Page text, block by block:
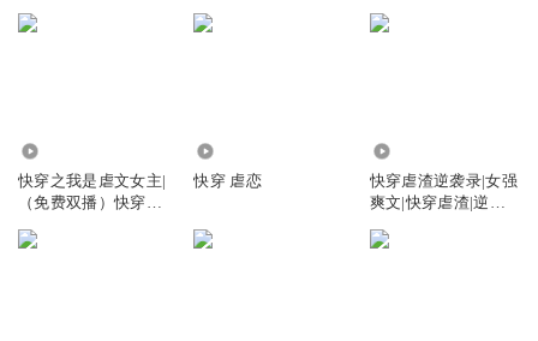
快穿之我是虐文女主|
（免费双播）快穿虐
快穿 虐恋
快穿虐渣逆袭录|女强
爽文|快穿虐渣|逆风